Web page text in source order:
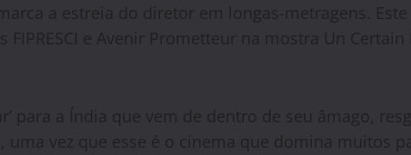
a estreia do diretor em longas-metragens. Este
e Avenir Prometteur na mostra Un Certain
para a Índia que vem de dentro de seu âmago,
vez que esse é o cinema que domina muitos